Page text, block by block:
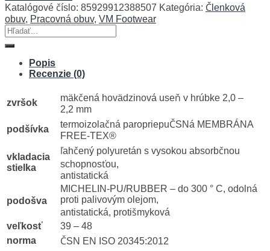
bezpečnostná
poltopánka
Katalógové číslo: 85929912388507 Kategória: Členková
obuv, Pracovná obuv, VM Footwear
Hľadať:
Popis
Recenzie (0)
zvršok
mäkčená hovädzinová useň v hrúbke 2,0 –
2,2 mm
podšívka
termoizolačná paropriepuČSNá MEMBRÁNA
FREE-TEX®
vkladacia
stielka
ľahčený polyuretán s vysokou absorbčnou
schopnosťou,
antistatická
podošva
MICHELIN-PU/RUBBER – do 300 ° C, odolná
proti palivovým olejom,
antistatická, protišmyková
veľkosť
39 – 48
norma
ČSN EN ISO 20345:2012